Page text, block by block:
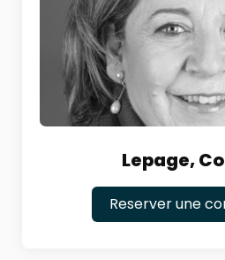
Lepage,
Reserver une